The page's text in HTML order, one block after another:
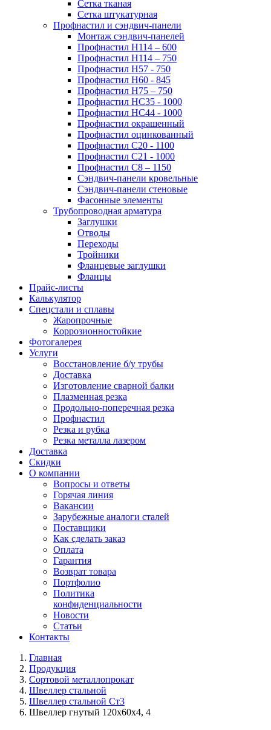
Сетка тканая
Сетка штукатурная
Профнастил и сэндвич-панели
Монтаж сэндвич-панелей
Профнастил Н114 – 600
Профнастил Н114 – 750
Профнастил Н57 - 750
Профнастил Н60 - 845
Профнастил Н75 – 750
Профнастил НС35 - 1000
Профнастил НС44 - 1000
Профнастил окрашенный
Профнастил оцинкованный
Профнастил С20 - 1100
Профнастил С21 - 1000
Профнастил С8 – 1150
Сэндвич-панели кровельные
Сэндвич-панели стеновые
Фасонные элементы
Трубопроводная арматура
Заглушки
Отводы
Переходы
Тройники
Фланцевые заглушки
Фланцы
Прайс-листы
Калькулятор
Спецстали и сплавы
Жаропрочные
Коррозионностойкие
Фотогалерея
Услуги
Восстановление б/у трубы
Доставка
Изготовление сварной балки
Плазменная резка
Продольно-поперечная резка
Профнастил
Резка и рубка
Резка металла лазером
Доставка
Скидки
О компании
Вопросы и ответы
Горячая линия
Вакансии
Зарубежные аналоги сталей
Поставщики
Как сделать заказ
Оплата
Гарантия
Возврат товара
Портфолио
Политика
конфиденциальности
Новости
Статьи
Контакты
Главная
Продукция
Сортовой металлопрокат
Швеллер стальной
Швеллер стальной Ст3
Швеллер гнутый 120x60х4, 4